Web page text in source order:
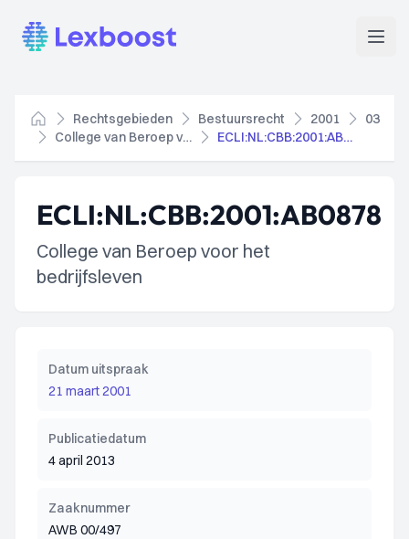
Lexboost
Home
Rechtsgebieden Bestuursrecht 2001
03
College van Beroep voor het bedrijfsleven
ECLI:NL:CBB:2001:AB0878
ECLI:NL:CBB:2001:AB0878
College van Beroep voor het
bedrijfsleven
Datum uitspraak
21 maart 2001
Publicatiedatum
4 april 2013
Zaaknummer
AWB 00/497